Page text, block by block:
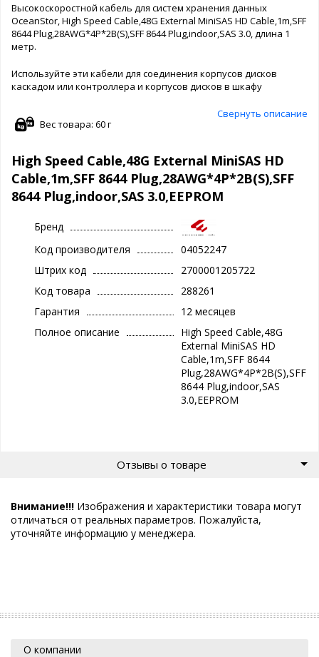
Высокоскоростной кабель для систем хранения данных
OceanStor, High Speed Cable,48G External MiniSAS HD Cable,1m,SFF
8644 Plug,28AWG*4P*2B(S),SFF 8644 Plug,indoor,SAS 3.0, длина 1
метр.
Используйте эти кабели для соединения корпусов дисков
каскадом или контроллера и корпусов дисков в шкафу
Свернуть описание
Вес товара: 60 г
High Speed Cable,48G External MiniSAS HD
Cable,1m,SFF 8644 Plug,28AWG*4P*2B(S),SFF
8644 Plug,indoor,SAS 3.0,EEPROM
Бренд
Код производителя
04052247
Штрих код
2700001205722
Код товара
288261
Гарантия
12 месяцев
Полное описание
High Speed Cable,48G
External MiniSAS HD
Cable,1m,SFF 8644
Plug,28AWG*4P*2B(S),SFF
8644 Plug,indoor,SAS
3.0,EEPROM
Отзывы о товаре
Внимание!!! Изображения и характеристики товара могут
отличаться от реальных параметров. Пожалуйста,
уточняйте информацию у менеджера.
О компании